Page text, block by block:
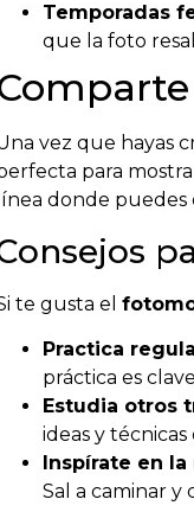
Temporadas
que la foto
vez que hayas
para
línea donde
te gusta el
Practica
práctica es
Estudia otros
ideas y
Inspírate en la
Sal a caminar